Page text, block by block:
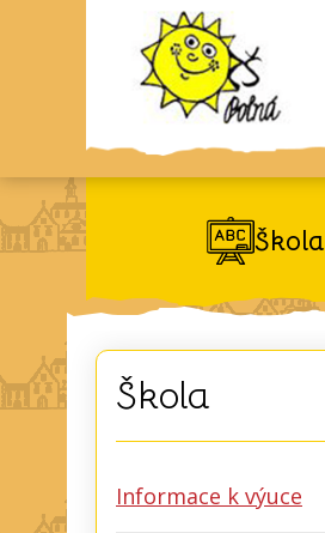
Škola
Škola
Informace k výuce